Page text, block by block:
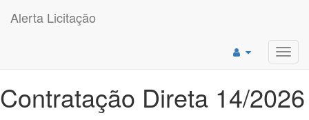
Alerta Licitação
Contratação Direta 14/2026